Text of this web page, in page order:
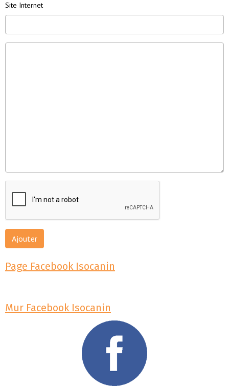
Site Internet
Ajouter
Page Facebook Isocanin
Mur Facebook Isocanin